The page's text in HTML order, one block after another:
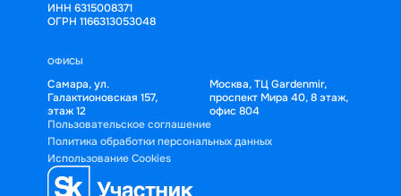
ИНН 6315008371
ОГРН 1166313053048
ОФИСЫ
Самара, ул.
Галактионовская 157,
этаж 12
Москва, ТЦ Gardenmir,
проспект Мира 40, 8 этаж,
офис 804
Пользовательское соглашение
Политика обработки персональных данных
Использование Cookies